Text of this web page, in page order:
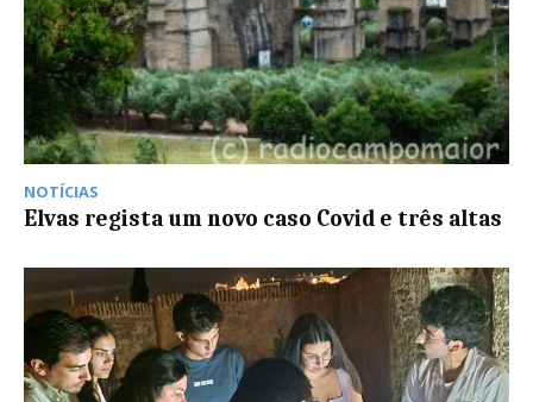
NOTÍCIAS
Elvas regista um novo caso Covid e três altas